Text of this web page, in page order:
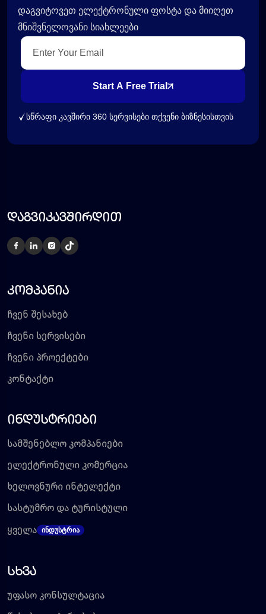
დაგვიტოვეთ ელექტრონული ფოსტა და მიიღეთ
მნიშვნელოვანი სიახლეები
Start A Free Trial
სწრაფი კავშირი 360 სერვისები თქვენი ბიზნესისთვის
დაგვიკავშირდით
კომპანია
ჩვენ შესახებ
ჩვენი სერვისები
ჩვენი პროექტები
კონტაქტი
ინდუსტრიები
სამშენებლო კომპანიები
ელექტრონული კომერცია
ხელოვნური ინტელექტი
სასტუმრო და ტურისტული
ყველა ინდუსტრია
სხვა
უფასო კონსულტაცია